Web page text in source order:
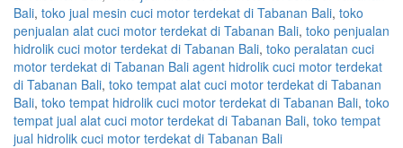
Bali, toko jual mesin cuci motor terdekat di Tabanan Bali, toko
penjualan alat cuci motor terdekat di Tabanan Bali, toko penjualan
hidrolik cuci motor terdekat di Tabanan Bali, toko peralatan cuci
motor terdekat di Tabanan Bali agent hidrolik cuci motor terdekat
di Tabanan Bali, toko tempat alat cuci motor terdekat di Tabanan
Bali, toko tempat hidrolik cuci motor terdekat di Tabanan Bali, toko
tempat jual alat cuci motor terdekat di Tabanan Bali, toko tempat
jual hidrolik cuci motor terdekat di Tabanan Bali